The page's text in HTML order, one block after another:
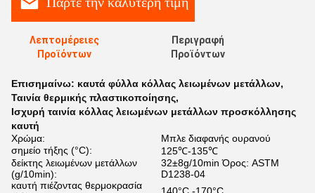
Λεπτομέρειες
Προϊόντων
Περιγραφή
Προϊόντων
Επισημαίνω: καυτά φύλλα κόλλας λειωμένων μετάλλων,
Ταινία θερμικής πλαστικοποίησης,
Ισχυρή ταινία κόλλας λειωμένων μετάλλων προσκόλλησης
καυτή
Χρώμα:
Μπλε διαφανής ουρανού
σημείο τήξης (°C):
125℃-135℃
δείκτης λειωμένων μετάλλων
(g/10min):
32±8g/10min Όρος: ASTM
D1238-04
καυτή πιέζοντας θερμοκρασία